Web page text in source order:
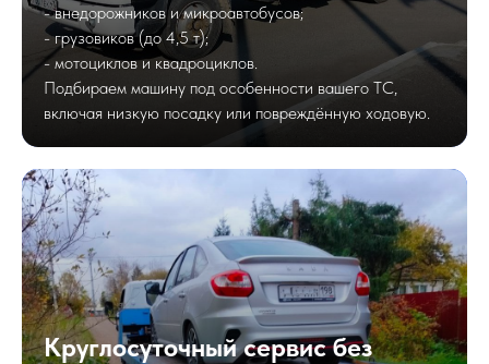
- внедорожников и микроавтобусов;
- грузовиков (до 4,5 т);
- мотоциклов и квадроциклов.
Подбираем машину под особенности вашего ТС,
включая низкую посадку или повреждённую ходовую.
Круглосуточный сервис без